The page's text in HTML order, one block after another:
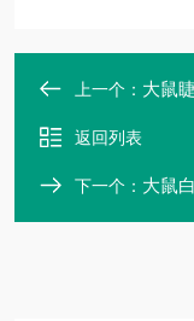
上一个： 大鼠
返回列表
下一个： 大鼠